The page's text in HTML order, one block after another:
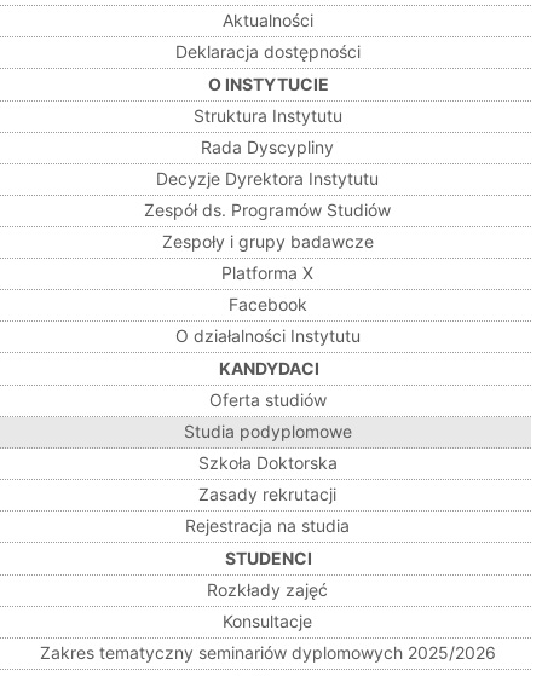
Aktualności
Deklaracja dostępności
O INSTYTUCIE
Struktura Instytutu
Rada Dyscypliny
Decyzje Dyrektora Instytutu
Zespół ds. Programów Studiów
Zespoły i grupy badawcze
Platforma X
Facebook
O działalności Instytutu
KANDYDACI
Oferta studiów
Studia podyplomowe
Szkoła Doktorska
Zasady rekrutacji
Rejestracja na studia
STUDENCI
Rozkłady zajęć
Konsultacje
Zakres tematyczny seminariów dyplomowych 2025/2026